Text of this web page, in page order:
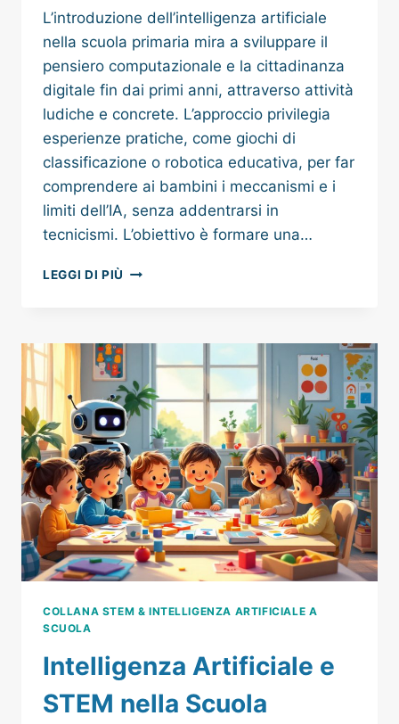
L’introduzione dell’intelligenza artificiale
nella scuola primaria mira a sviluppare il
pensiero computazionale e la cittadinanza
digitale fin dai primi anni, attraverso attività
ludiche e concrete. L’approccio privilegia
esperienze pratiche, come giochi di
classificazione o robotica educativa, per far
comprendere ai bambini i meccanismi e i
limiti dell’IA, senza addentrarsi in
tecnicismi. L’obiettivo è formare una…
LEGGI DI PIÙ INTELLIGENZA
NELLA
SCUOLA
PRIMARIA
COLLANA STEM & INTELLIGENZA ARTIFICIALE A
SCUOLA
Intelligenza Artificiale e
STEM nella Scuola